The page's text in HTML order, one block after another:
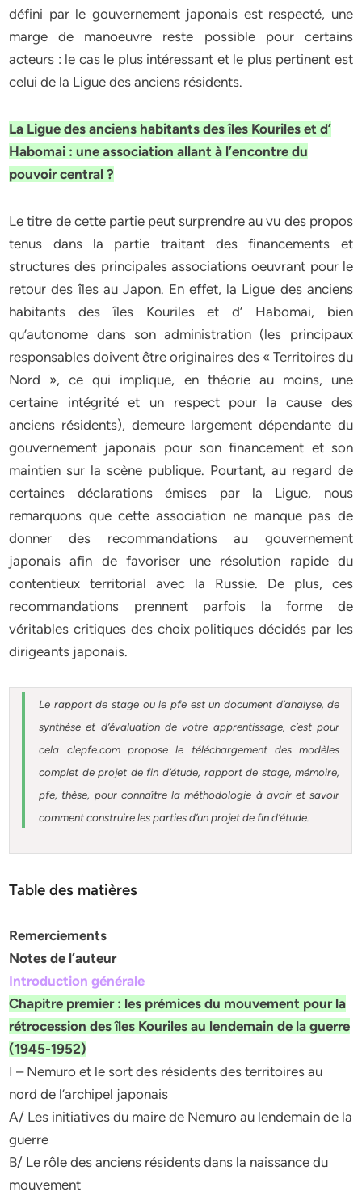
défini par le gouvernement japonais est respecté, une
marge de manoeuvre reste possible pour certains
acteurs : le cas le plus intéressant et le plus pertinent est
celui de la Ligue des anciens résidents.
La Ligue des anciens habitants des îles Kouriles et d’
Habomai : une association allant à l’encontre du
pouvoir central ?
Le titre de cette partie peut surprendre au vu des propos
tenus dans la partie traitant des financements et
structures des principales associations oeuvrant pour le
retour des îles au Japon. En effet, la Ligue des anciens
habitants des îles Kouriles et d’ Habomai, bien
qu’autonome dans son administration (les principaux
responsables doivent être originaires des « Territoires du
Nord », ce qui implique, en théorie au moins, une
certaine intégrité et un respect pour la cause des
anciens résidents), demeure largement dépendante du
gouvernement japonais pour son financement et son
maintien sur la scène publique. Pourtant, au regard de
certaines déclarations émises par la Ligue, nous
remarquons que cette association ne manque pas de
donner des recommandations au gouvernement
japonais afin de favoriser une résolution rapide du
contentieux territorial avec la Russie. De plus, ces
recommandations prennent parfois la forme de
véritables critiques des choix politiques décidés par les
dirigeants japonais.
Le rapport de stage ou le pfe est un document d’analyse, de
synthèse et d’évaluation de votre apprentissage, c’est pour
cela clepfe.com propose le téléchargement des modèles
complet de projet de fin d’étude, rapport de stage, mémoire,
pfe, thèse, pour connaître la méthodologie à avoir et savoir
comment construire les parties d’un projet de fin d’étude.
Table des matières
Remerciements
Notes de l’auteur
Introduction générale
Chapitre premier : les prémices du mouvement pour la
rétrocession des îles Kouriles au lendemain de la guerre
(1945-1952)
I – Nemuro et le sort des résidents des territoires au
nord de l’archipel japonais
A/ Les initiatives du maire de Nemuro au lendemain de la
guerre
B/ Le rôle des anciens résidents dans la naissance du
mouvement